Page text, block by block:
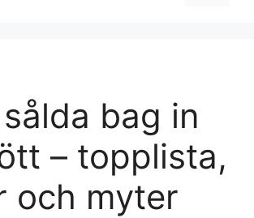
bag in
– topplista,
och myter